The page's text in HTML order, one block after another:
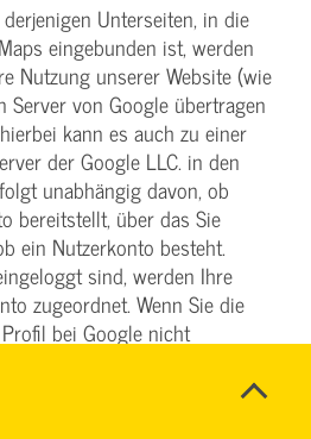
Unterseiten, in die
eingebunden ist, werden
Nutzung unserer Website (wie
Server von Google übertragen
kann es auch zu einer
der Google LLC. in den
unabhängig davon, ob
bereitstellt, über das Sie
ein Nutzerkonto besteht.
sind, werden Ihre
zugeordnet. Wenn Sie die
bei Google nicht
speichert Ihre Daten